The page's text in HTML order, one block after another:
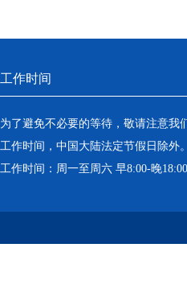
工作时间
为了避免不必要的等待，敬请注意我
工作时间，中国大陆法定节假日除外。
工作时间：周一至周六 早8:00-晚